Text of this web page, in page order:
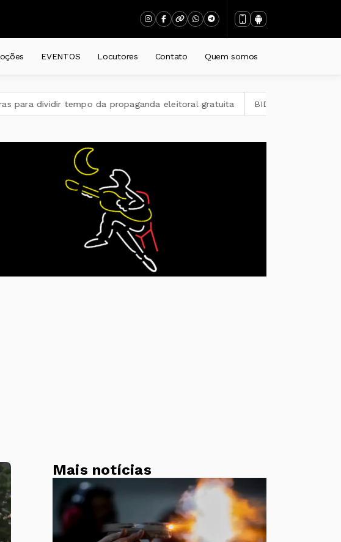
- Galpão Farrapo
EVENTOS Locutores Contato Quem somos
tempo da propaganda eleitoral gratuita BID amplia para US$ 4 bilhões
Mais notícias